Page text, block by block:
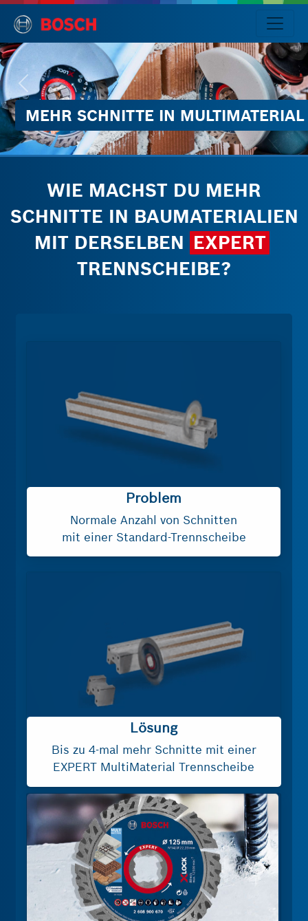
Sprache
Diamanttrennscheibe
Einführung
Für
kleine
Winkelschleifer
Benzinsägen
MEHR SCHNITTE IN MULTIMATERIAL
WIE MACHST DU MEHR
SCHNITTE IN BAUMATERIALIEN
MIT DERSELBEN EXPERT
TRENNSCHEIBE?
Problem
Normale Anzahl von Schnitten
mit einer Standard-Trennscheibe
Lösung
Bis zu 4‑mal mehr Schnitte mit einer
EXPERT MultiMaterial Trennscheibe